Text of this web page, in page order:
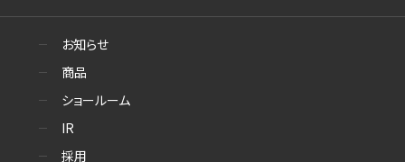
お知らせ
商品
ショールーム
IR
採用